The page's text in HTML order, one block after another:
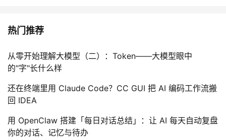
热门推荐
从零开始理解大模型（二）：Token——大模型眼中
的"字"长什么样
还在终端里用 Claude Code？CC GUI 把 AI 编码工作流搬
回 IDEA
用 OpenClaw 搭建「每日对话总结」：让 AI 每天自动复盘
你的对话、记忆与待办